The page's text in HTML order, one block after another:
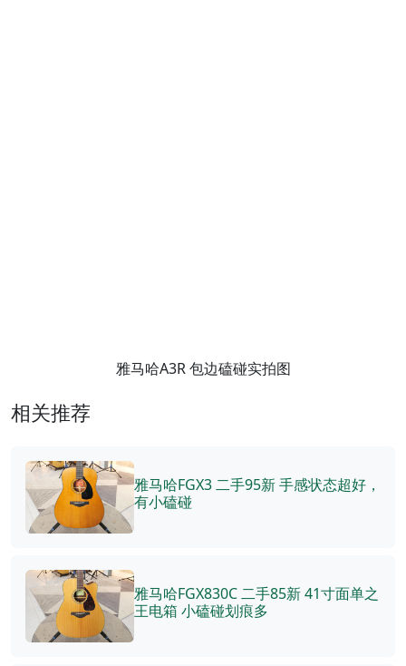
雅马哈A3R 包边磕碰实拍图
相关推荐
雅马哈FGX3 二手95新 手感状态超好，
有小磕碰
雅马哈FGX830C 二手85新 41寸面单之
王电箱 小磕碰划痕多